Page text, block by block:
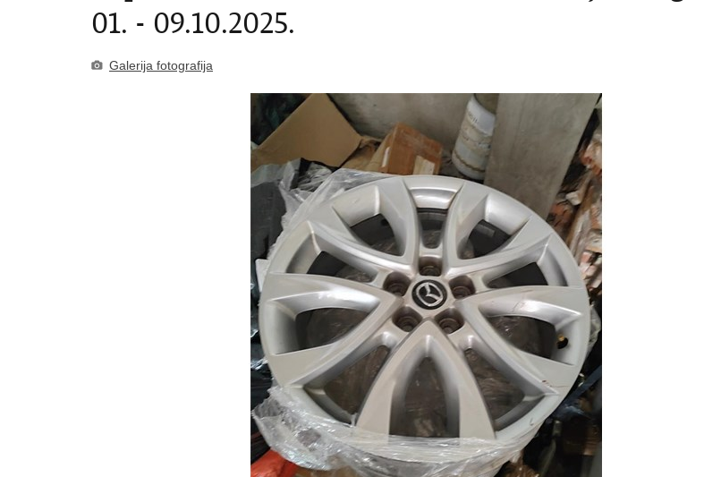
01. - 09.10.2025.
Galerija fotografija